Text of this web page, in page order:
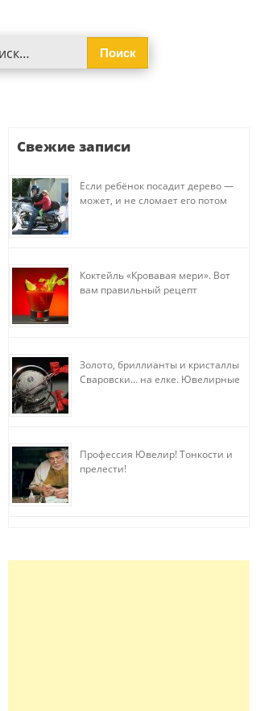
Свежие записи
Если ребёнок посадит дерево —
может, и не сломает его потом
Коктейль «Кровавая мери». Вот
вам правильный рецепт
Золото, бриллианты и кристаллы
Сваровски… на елке. Ювелирные
Профессия Ювелир! Тонкости и
прелести!